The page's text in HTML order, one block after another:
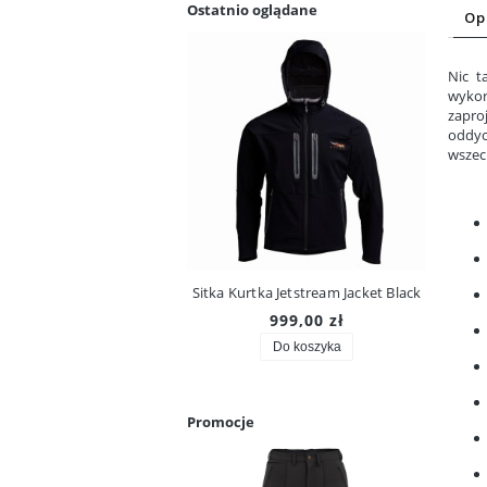
Ostatnio oglądane
Sitka Kurtka Jetstream Jacket Black
999,00 zł
Do koszyka
Promocje
Nic